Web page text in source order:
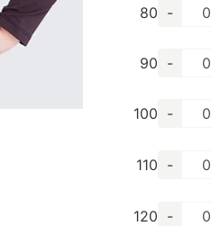
80 -
90 -
100 -
110 -
120 -